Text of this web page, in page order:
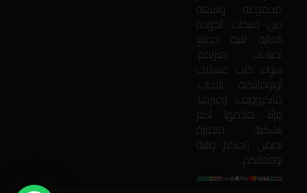
مجموعة واسعة
من منتجات الجودة
العالية لتلبية جميع
احتياجات منزلكم.
سواء كانت غسالات
أوتوماتيكية، ثلاجات،
مايكروويف، وغيرها،
فإنّنا نقدّمها لكم
بتشكيلة متميّزة
تضمن راحتكم وتلبية
توقعاتكم.